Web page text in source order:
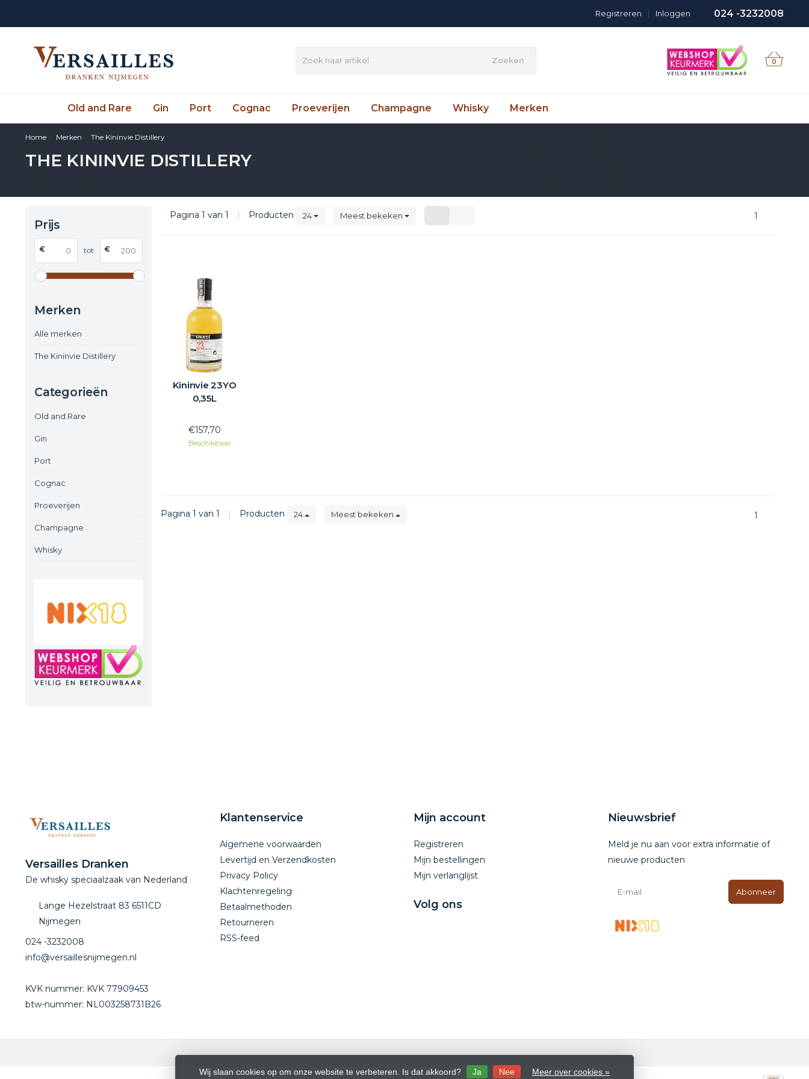
024 -3232008
Inloggen
|
Registreren
Zoeken 0
Old and Rare Gin Port Cognac Proeverijen Champagne Whisky Merken
Home Merken The Kininvie Distillery
THE KININVIE DISTILLERY
Prijs
€ tot €
Merken
Alle merken
The Kininvie Distillery
Categorieën
Old and Rare
Gin
Port
Cognac
Proeverijen
Champagne
Whisky
Pagina 1 van 1 | Producten 24 Meest bekeken 1
Kininvie 23YO
0,35L
€157,70
Beschikbaar
Pagina 1 van 1 | Producten 24 Meest bekeken 1
Versailles Dranken
De whisky speciaalzaak van Nederland
Lange Hezelstraat 83 6511CD
Nijmegen
024 -3232008
info@versaillesnijmegen.nl
KVK nummer: KVK 77909453
btw-nummer: NL003258731B26
Klantenservice
Algemene voorwaarden
Levertijd en Verzendkosten
Privacy Policy
Klachtenregeling
Betaalmethoden
Retourneren
RSS-feed
Mijn account
Registreren
Mijn bestellingen
Mijn verlanglijst
Volg ons
Nieuwsbrief
Meld je nu aan voor extra informatie of
nieuwe producten
Abonneer
Wij slaan cookies op om onze website te verbeteren. Is dat akkoord? Ja Nee Meer over cookies »